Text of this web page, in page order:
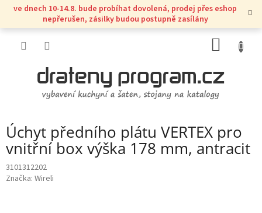
Přejít
obsah
ve dnech 10-14.8. bude probíhat dovolená, prodej přes eshop
nepřerušen, zásilky budou postupně zasílány
KOŠÍK
Úchyt předního plátu VERTEX pro
vnitřní box výška 178 mm, antracit
3101312202
Značka: Wireli